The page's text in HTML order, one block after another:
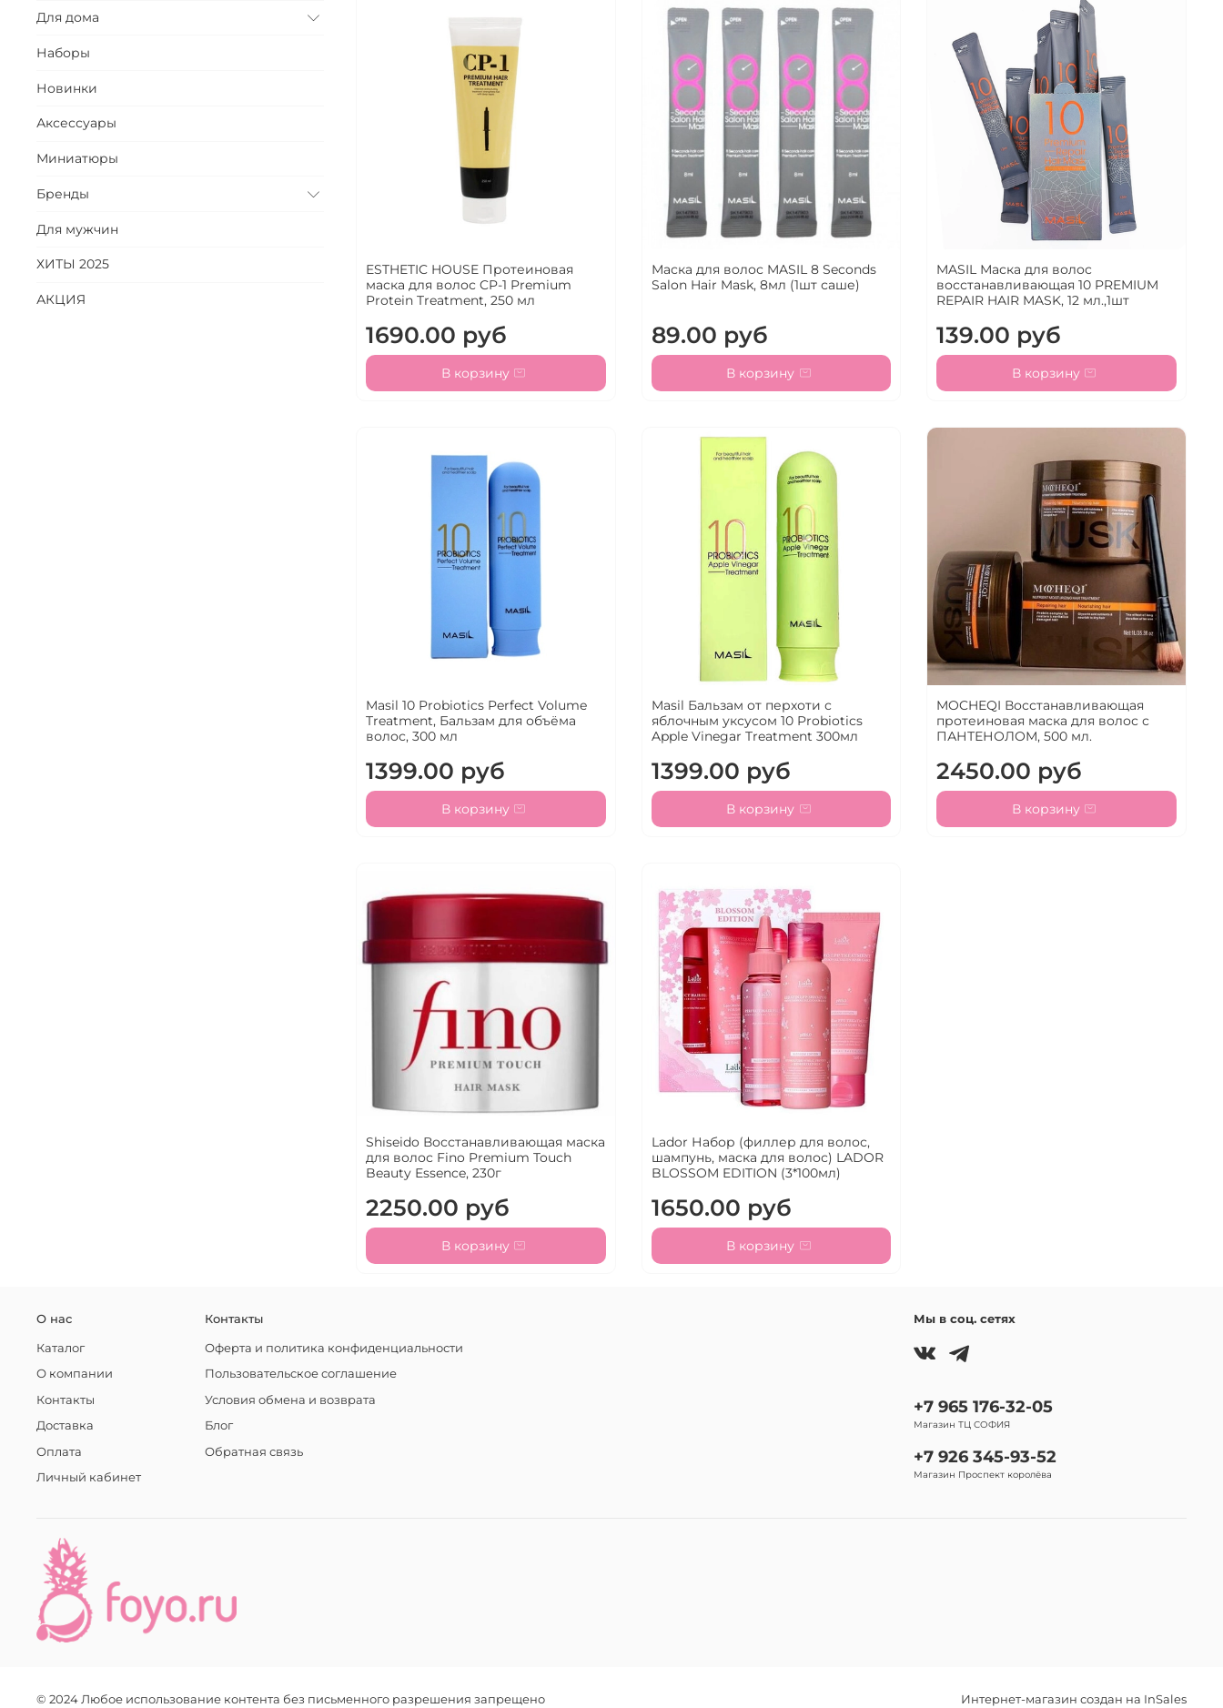
ESTHETIC HOUSE Протеиновая
маска для волос CP-1 Premium
Protein Treatment, 250 мл
1690.00 руб
В корзину
Маска для волос MASIL 8 Seconds
Salon Hair Mask, 8мл (1шт саше)
89.00 руб
В корзину
MASIL Маска для волос
восстанавливающая 10 PREMIUM
REPAIR HAIR MASK, 12 мл.,1шт
139.00 руб
В корзину
Masil 10 Probiotics Perfect Volume
Treatment, Бальзам для объёма
волос, 300 мл
1399.00 руб
В корзину
Masil Бальзам от перхоти с
яблочным уксусом 10 Probiotics
Apple Vinegar Treatment 300мл
1399.00 руб
В корзину
MOCHEQI Восстанавливающая
протеиновая маска для волос с
ПАНТЕНОЛОМ, 500 мл.
2450.00 руб
В корзину
Shiseido Восстанавливающая маска
для волос Fino Premium Touch
Beauty Essence, 230г
2250.00 руб
В корзину
Lador Набор (филлер для волос,
шампунь, маска для волос) LADOR
BLOSSOM EDITION (3*100мл)
1650.00 руб
В корзину
Для дома
Наборы
Новинки
Аксессуары
Миниатюры
Бренды
Для мужчин
ХИТЫ 2025
АКЦИЯ
О нас
Каталог
О компании
Контакты
Доставка
Оплата
Личный кабинет
Контакты
Оферта и политика конфиденциальности
Пользовательское соглашение
Условия обмена и возврата
Блог
Обратная связь
Мы в соц. сетях
+7 965 176-32-05
Магазин ТЦ СОФИЯ
+7 926 345-93-52
Магазин Проспект королёва
© 2024 Любое использование контента без письменного разрешения запрещено Интернет-магазин создан на InSales